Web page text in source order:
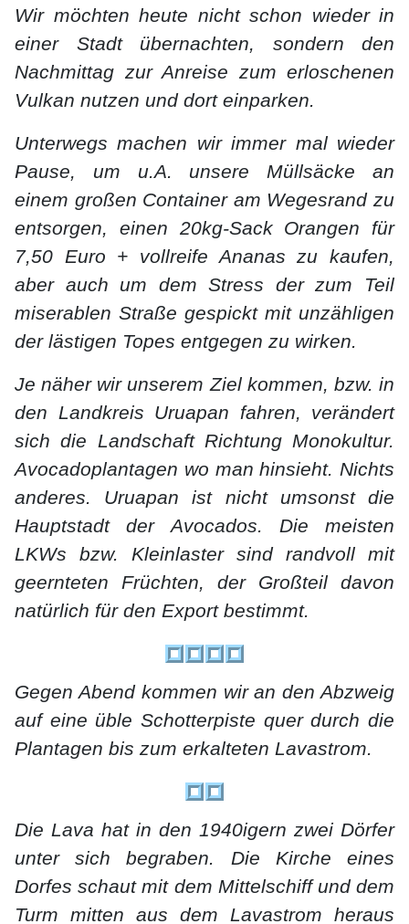
Wir möchten heute nicht schon wieder in
einer Stadt übernachten, sondern den
Nachmittag zur Anreise zum erloschenen
Vulkan nutzen und dort einparken.
Unterwegs machen wir immer mal wieder
Pause, um u.A. unsere Müllsäcke an
einem großen Container am Wegesrand zu
entsorgen, einen 20kg-Sack Orangen für
7,50 Euro + vollreife Ananas zu kaufen,
aber auch um dem Stress der zum Teil
miserablen Straße gespickt mit unzähligen
der lästigen Topes entgegen zu wirken.
Je näher wir unserem Ziel kommen, bzw. in
den Landkreis Uruapan fahren, verändert
sich die Landschaft Richtung Monokultur.
Avocadoplantagen wo man hinsieht. Nichts
anderes. Uruapan ist nicht umsonst die
Hauptstadt der Avocados. Die meisten
LKWs bzw. Kleinlaster sind randvoll mit
geernteten Früchten, der Großteil davon
natürlich für den Export bestimmt.
Gegen Abend kommen wir an den Abzweig
auf eine üble Schotterpiste quer durch die
Plantagen bis zum erkalteten Lavastrom.
Die Lava hat in den 1940igern zwei Dörfer
unter sich begraben. Die Kirche eines
Dorfes schaut mit dem Mittelschiff und dem
Turm mitten aus dem Lavastrom heraus